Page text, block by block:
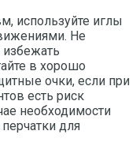
используйте иглы
Не
в хорошо
очки, если при
есть риск
необходимости
для